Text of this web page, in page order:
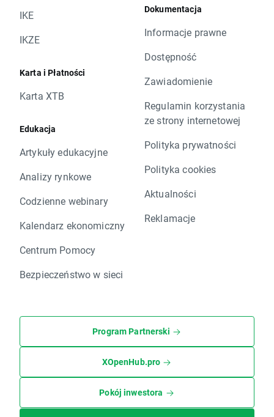
IKE
IKZE
Karta i Płatności
Karta XTB
Edukacja
Artykuły edukacyjne
Analizy rynkowe
Codzienne webinary
Kalendarz ekonomiczny
Centrum Pomocy
Bezpieczeństwo w sieci
Dokumentacja
Informacje prawne
Dostępność
Zawiadomienie
Regulamin korzystania
ze strony internetowej
Polityka prywatności
Polityka cookies
Aktualności
Reklamacje
Program Partnerski
XOpenHub.pro
Pokój inwestora